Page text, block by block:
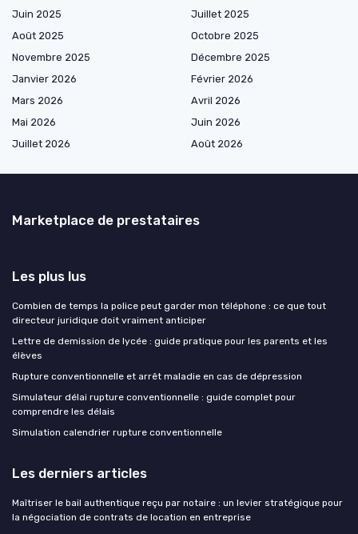
Juin 2025
Juillet 2025
Août 2025
Octobre 2025
Novembre 2025
Décembre 2025
Janvier 2026
Février 2026
Mars 2026
Avril 2026
Mai 2026
Juin 2026
Juillet 2026
Août 2026
Marketplace de prestataires
Les plus lus
Combien de temps la police peut garder mon téléphone : ce que tout
directeur juridique doit vraiment anticiper
Lettre de demission de lycée : guide pratique pour les parents et les
élèves
Rupture conventionnelle et arrêt maladie en cas de dépression
Simulateur délai rupture conventionnelle : guide complet pour
comprendre les délais
Simulation calendrier rupture conventionnelle
Les derniers articles
Maîtriser le bail authentique reçu par notaire : un levier stratégique pour
la négociation de contrats de location en entreprise